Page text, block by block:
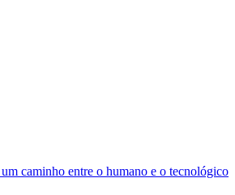
caminho entre o humano e o tecnológico